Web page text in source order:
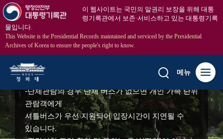
이 웹사이트는 국민의 알권리 보장을 위해 대통
령기록관에서 보존·서비스하고 있는 대통령기록
물입니다.
This Website is the Presidential Records maintained and serviced by the Presidential
Archives of Korea to ensure the people's right to know.
메뉴
청와대 관람
-단체관람의 경우 단체 버스가 없으면 개인 가족 단위
관람객에게
셔틀버스가 우선 지원되어 입장시간이 지연될 수
있습니다.